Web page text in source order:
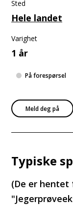
Sted
Hele landet
Varighet
1 år
Meld deg på
På forespørsel
Typiske
(De er hentet